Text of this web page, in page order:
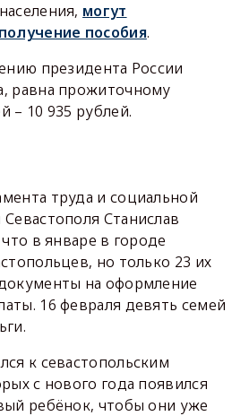
могут
пособия.
президента России
равна прожиточному
– 10 935 рублей.
труда и социальной
Станислав
в январе в городе
но только 23 их
на оформление
16 февраля девять семей
к севастопольским
с нового года появился
ребёнок, чтобы они уже